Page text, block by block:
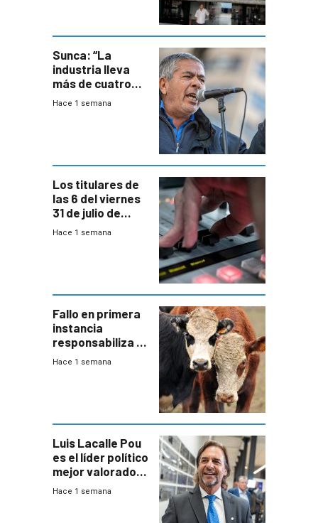
Sunca: “La
industria lleva
más de cuatro
meses sin
Hace 1 semana
Los titulares de
las 6 del viernes
31 de julio de
2026
Hace 1 semana
Fallo en primera
instancia
responsabiliza al
Estado por falta
Hace 1 semana
Luis Lacalle Pou
es el líder político
mejor valorado
del país, según
Hace 1 semana